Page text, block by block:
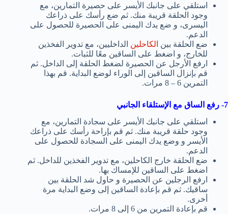
استلقي على جانبك الأيسر على حصيرة التمارين، مع
وجود الحلقة قريبة منك. ثم ضع رأسك على ذراعك
اليسرى، و ضع يدك اليمنى على الحصيرة للحصول على
الدعم.
ضع الحلقة بين الكاحلين الداخليين، مع تدوير الفخذين
للخارج، و اضغط على الساقين معًا للثبات.
ارفع الأرجل عن الحصيرة لضغط الحلقة إلى الداخل. ثم
قم بإنزال الساقين إلى الوراء لوضع البداية. قم بهذا
التمرين 6 – 8 مرات.
7- رفع الساق مع الإستلقاء الجانبي
استلقي على جانبك الأيسر على سجادة التمارين، مع
وجود حلقة قريبة منك. ثم قم بإراحة رأسك على ذراعك
الأيسر و وضع يدك اليمنى على السجادة للحصول على
الدعم.
ضع الحلقة خارج الكاحلين، مع تدوير الفخذين للداخل. ثم
اضغط على الساقين للإمساك بها.
ارفع الرجلين عن الحصيرة و حاول شد الحلقة بين
ساقيك. ثم قم بإعادة الساقين إلى وضع البداية مرة
أخرى.
قم بإعادة التمرين من 6 إلى 8 مرات.